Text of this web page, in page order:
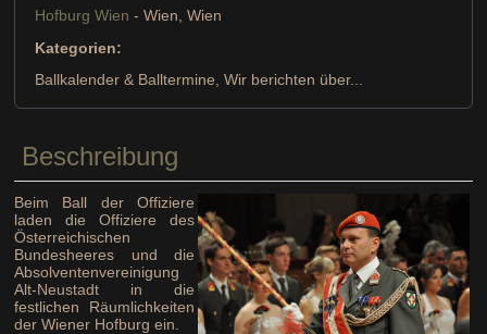
Hofburg Wien - Wien, Wien
Kategorien:
Ballkalender & Balltermine, Wir berichten über...
Beschreibung
Beim Ball der Offiziere
laden die Offiziere des
Österreichischen
Bundesheeres und die
Absolventenvereinigung
Alt-Neustadt in die
festlichen Räumlichkeiten
der Wiener Hofburg ein.